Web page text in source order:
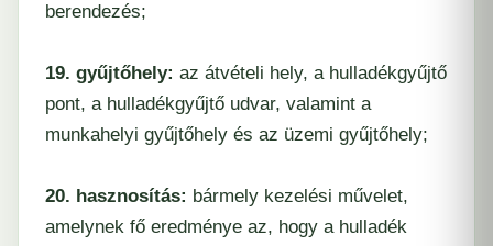
berendezés;
19. gyűjtőhely: az átvételi hely, a hulladékgyűjtő
pont, a hulladékgyűjtő udvar, valamint a
munkahelyi gyűjtőhely és az üzemi gyűjtőhely;
20. hasznosítás: bármely kezelési művelet,
amelynek fő eredménye az, hogy a hulladék